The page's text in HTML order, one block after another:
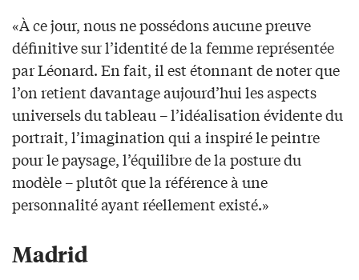
«À ce jour, nous ne possédons aucune preuve
définitive sur l’identité de la femme représentée
par Léonard. En fait, il est étonnant de noter que
l’on retient davantage aujourd’hui les aspects
universels du tableau – l’idéalisation évidente du
portrait, l’imagination qui a inspiré le peintre
pour le paysage, l’équilibre de la posture du
modèle – plutôt que la référence à une
personnalité ayant réellement existé.»
Madrid